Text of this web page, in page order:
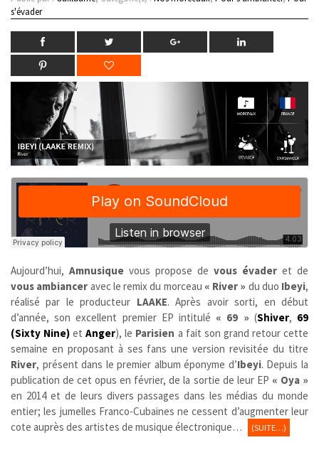
s'évader
Aujourd’hui, Amnusique vous propose de vous évader et de
vous ambiancer avec le remix du morceau « River » du duo Ibeyi,
réalisé par le producteur LAAKE. Après avoir sorti, en début
d’année, son excellent premier EP intitulé « 69 » (Shiver, 69
(Sixty Nine) etAnger), le Parisien a fait son grand retour cette
semaine en proposant à ses fans une version revisitée du titre
River, présent dans le premier album éponyme d’Ibeyi. Depuis la
publication de cet opus en février, de la sortie de leur EP « Oya »
en 2014 et de leurs divers passages dans les médias du monde
entier; les jumelles Franco-Cubaines ne cessent d’augmenter leur
cote auprès des artistes de musique électronique…
(SUITE…)